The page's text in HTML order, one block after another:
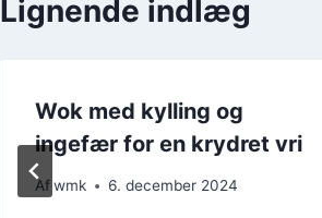
Lignende indlæg
Wok med kylling og
ingefær for en krydret vri
Afwmk 6. december 2024